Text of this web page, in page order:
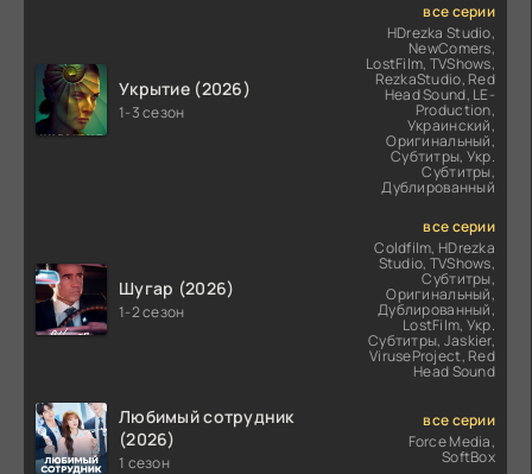
Укрытие (2026)
1-3 сезон
все серии
HDrezka Studio,
NewComers,
LostFilm, TVShows,
RezkaStudio, Red
Head Sound, LE-
Production,
Украинский,
Оригинальный,
Субтитры, Укр.
Субтитры,
Дублированный
Шугар (2026)
1-2 сезон
все серии
Coldfilm, HDrezka
Studio, TVShows,
Субтитры,
Оригинальный,
Дублированный,
LostFilm, Укр.
Субтитры, Jaskier,
ViruseProject, Red
Head Sound
Любимый сотрудник
(2026)
1 сезон
все серии
Force Media,
SoftBox